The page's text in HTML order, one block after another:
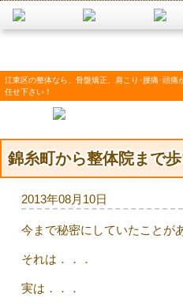
江東区の整体なら、骨盤矯正、肩こり･腰痛･頭
任せ下さい！
錦糸町から整体院まで歩
2013年08月10日
今まで秘密にしていたことが
それは．．．
実は．．．